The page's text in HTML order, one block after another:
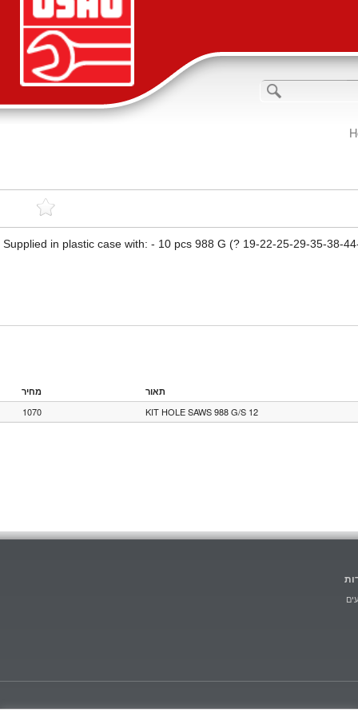
Supplied in plastic case with: - 10 pcs 988 G (? 19-22-25-29-35-38-
תאור מחיר
KIT HOLE SAWS 988 G/S 12
1070